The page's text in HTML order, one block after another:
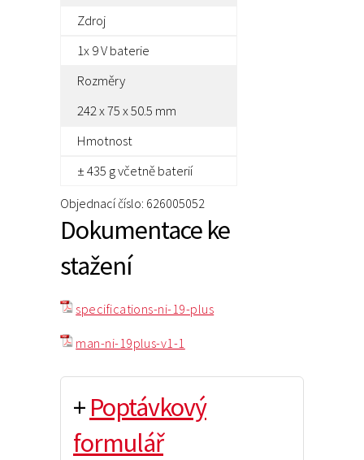
Zdroj
1x 9 V baterie
Rozměry
242 x 75 x 50.5 mm
Hmotnost
± 435 g včetně baterií
Objednací číslo: 626005052
Dokumentace ke
stažení
specifications-ni-19-plus
man-ni-19plus-v1-1
+ Poptávkový
formulář